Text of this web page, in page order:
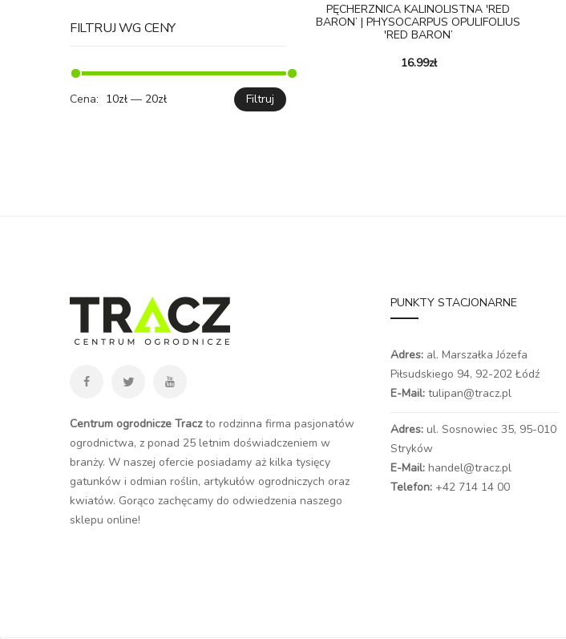
FILTRUJ WG CENY
Filtruj
Cena: 10zł — 20zł
PĘCHERZNICA KALINOLISTNA 'RED
BARON’ | PHYSOCARPUS OPULIFOLIUS
'RED BARON’
16.99zł
Centrum ogrodnicze Traczto rodzinna firma pasjonatów
ogrodnictwa, z ponad 25 letnim doświadczeniem w
branży. W naszej ofercie posiadamy aż kilka tysięcy
gatunków i odmian roślin, artykułów ogrodniczych oraz
kwiatów. Gorąco zachęcamy do odwiedzenia naszego
sklepu online!
PUNKTY STACJONARNE
Adres: al. Marszałka Józefa
Piłsudskiego 94, 92-202 Łódź
E-Mail: tulipan@tracz.pl
Adres: ul. Sosnowiec 35, 95-010
Stryków
E-Mail: handel@tracz.pl
Telefon: +42 714 14 00